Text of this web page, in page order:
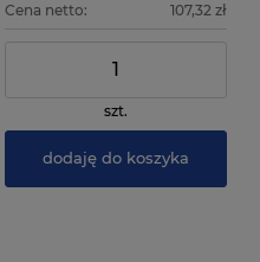
Cena netto:
107,32 zł
szt.
dodaję do koszyka